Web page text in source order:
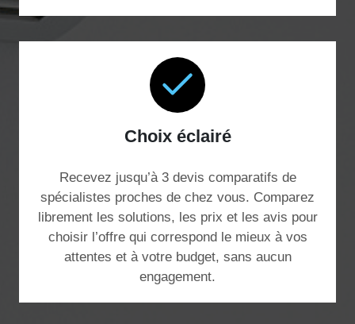
Choix éclairé
Recevez jusqu’à 3 devis comparatifs de
spécialistes proches de chez vous. Comparez
librement les solutions, les prix et les avis pour
choisir l’offre qui correspond le mieux à vos
attentes et à votre budget, sans aucun
engagement.